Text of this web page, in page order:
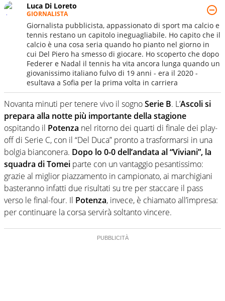
Luca Di Loreto
GIORNALISTA
Giornalista pubblicista, appassionato di sport ma calcio e
tennis restano un capitolo ineguagliabile. Ho capito che il
calcio è una cosa seria quando ho pianto nel giorno in
cui Del Piero ha smesso di giocare. Ho scoperto che dopo
Federer e Nadal il tennis ha vita ancora lunga quando un
giovanissimo italiano fulvo di 19 anni - era il 2020 -
esultava a Sofia per la prima volta in carriera
Novanta minuti per tenere vivo il sognoSerie B. L’Ascoli si
prepara alla notte più importante della stagione
ospitando il Potenza nel ritorno dei quarti di finale dei play-
off di Serie C, con il “Del Duca” pronto a trasformarsi in una
bolgia bianconera. Dopo lo 0-0 dell’andata al “Viviani”, la
squadra di Tomei parte con un vantaggio pesantissimo:
grazie al miglior piazzamento in campionato, ai marchigiani
basteranno infatti due risultati su tre per staccare il pass
verso le final-four. Il Potenza, invece, è chiamato all’impresa:
per continuare la corsa servirà soltanto vincere.